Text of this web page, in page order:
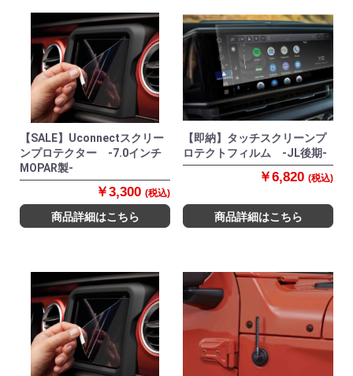
【SALE】Uconnectスクリー
ンプロテクター -7.0インチ
MOPAR製-
￥3,300 (税込)
商品詳細はこちら
【即納】タッチスクリーンプ
ロテクトフィルム -JL後期-
￥6,820 (税込)
商品詳細はこちら